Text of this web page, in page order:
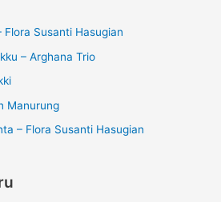
Susanti Hasugian
– Arghana Trio
Manurung
– Flora Susanti Hasugian